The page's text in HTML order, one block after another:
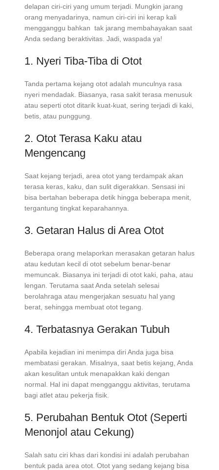
delapan ciri-ciri yang umum terjadi. Mungkin jarang
orang menyadarinya, namun ciri-ciri ini kerap kali
mengganggu bahkan tak jarang membahayakan saat
Anda sedang beraktivitas. Jadi, waspada ya!
1. Nyeri Tiba-Tiba di Otot
Tanda pertama kejang otot adalah munculnya rasa
nyeri mendadak. Biasanya, rasa sakit terasa menusuk
atau seperti otot ditarik kuat-kuat, sering terjadi di kaki,
betis, atau punggung.
2. Otot Terasa Kaku atau
Mengencang
Saat kejang terjadi, area otot yang terdampak akan
terasa keras, kaku, dan sulit digerakkan. Sensasi ini
bisa bertahan beberapa detik hingga beberapa menit,
tergantung tingkat keparahannya.
3. Getaran Halus di Area Otot
Beberapa orang melaporkan merasakan getaran halus
atau kedutan kecil di otot sebelum benar-benar
memuncak. Biasanya ini terjadi di otot kaki, paha, atau
lengan. Terutama saat Anda setelah selesai
berolahraga atau mengerjakan sesuatu hal yang
berat, sehingga membuat otot tegang.
4. Terbatasnya Gerakan Tubuh
Apabila kejadian ini menimpa diri Anda juga bisa
membatasi gerakan. Misalnya, saat betis kejang, Anda
akan kesulitan untuk menapakkan kaki dengan
normal. Hal ini dapat mengganggu aktivitas, terutama
bagi atlet atau pekerja fisik.
5. Perubahan Bentuk Otot (Seperti
Menonjol atau Cekung)
Salah satu ciri khas dari kondisi ini adalah perubahan
bentuk pada area otot. Otot yang sedang kejang bisa